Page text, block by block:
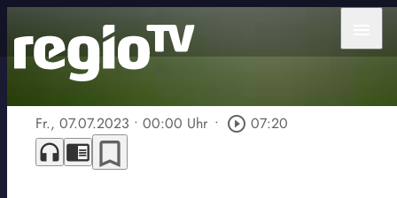
Fr., 07.07.2023 • 00:00 Uhr • play_circle_outline 07:20
headphones chrome_reader_mode bookmark_border